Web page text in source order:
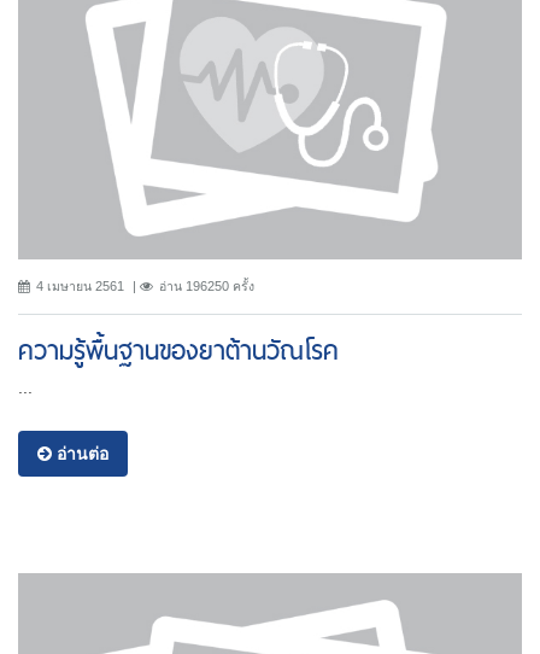
4 เมษายน 2561 อ่าน 196250 ครั้ง
ความรู้พื้นฐานของยาต้านวัณโรค
อ่านต่อ